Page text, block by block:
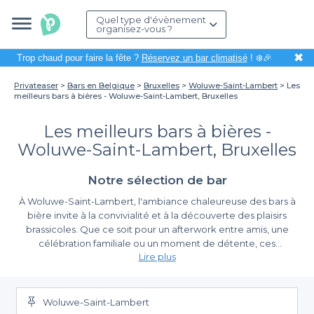
Quel type d'évènement
organisez-vous ?
Trop chaud pour faire la fête ? Réservez un bar climatisé! ❄️🎉 ✖
Privateaser Bars en Belgique Bruxelles Woluwe-Saint-Lambert
Les
meilleurs bars à bières - Woluwe-Saint-Lambert, Bruxelles
Les meilleurs bars à bières -
Woluwe-Saint-Lambert, Bruxelles
Notre sélection de bar
À Woluwe-Saint-Lambert, l'ambiance chaleureuse des bars à
bière invite à la convivialité et à la découverte des plaisirs
brassicoles. Que ce soit pour un afterwork entre amis, une
célébration familiale ou un moment de détente, ces
établissements sont des lieux prisés où l'on peut déguster une
plein cœur de cette commune dynamique, il est essentiel de
trouver un bar qui correspond à vos attentes.
Simplifiez votre recherche avec Privateaser
Nous savons que l'organisation d'un événement peut parfois
Lire plus
Woluwe-Saint-Lambert